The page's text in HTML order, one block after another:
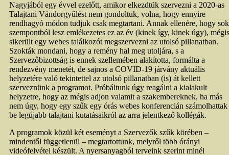
Nagyjából egy évvel ezelőtt, amikor elkezdtük szervezni a 2020-as
Talajtani Vándorgyűlést nem gondoltuk, volna, hogy ennyire
rendhagyó módon tudjuk csak megtartani. Annak ellenére, hogy sok
szempontból lesz emlékezetes ez az év (kinek így, kinek úgy), mégis
sikerült egy webes találkozót megszervezni az utolsó pillanatban.
Szokták mondani, hogy a remény hal meg utoljára, s a
Szervezőbizottság is ennek szellemében alakította, formálta a
rendezvény menetét, de sajnos a COVID-19 járvány aktuális
helyzetére való tekintettel az utolsó pillanatban (is) át kellett
szerveznünk a programot. Próbáltunk úgy reagálni a kialakult
helyzetre, hogy az mégis adjon valamit a szakembereknek, ha más
nem úgy, hogy egy szűk egy órás webes konferencián számolhattak
be legújabb talajtani kutatásaikról az arra jelentkező kollégák.
A programok közül két eseményt a Szervezők szűk körében –
mindentől függetlenül – megtartottunk, melyről több órányi
videófelvétel készült. A nyersanyagból terveink szerint minél